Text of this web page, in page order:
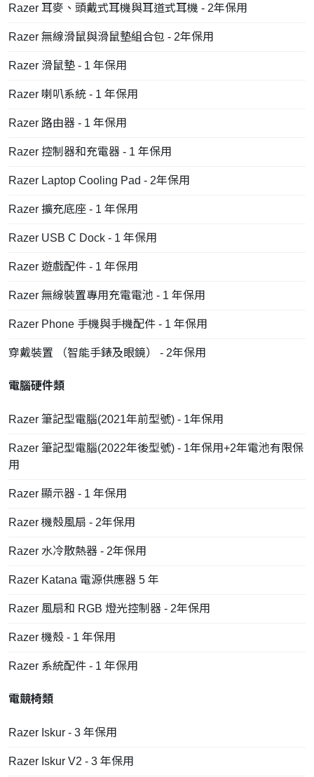
Razer 耳麥、頭戴式耳機與耳道式耳機 - 2年保用
Razer 無線滑鼠與滑鼠墊組合包 - 2年保用
Razer 滑鼠墊 - 1 年保用
Razer 喇叭系統 - 1 年保用
Razer 路由器 - 1 年保用
Razer 控制器和充電器 - 1 年保用
Razer Laptop Cooling Pad - 2年保用
Razer 擴充底座 - 1 年保用
Razer USB C Dock - 1 年保用
Razer 遊戲配件 - 1 年保用
Razer 無線裝置專用充電電池 - 1 年保用
Razer Phone 手機與手機配件 - 1 年保用
穿戴裝置 （智能手錶及眼鏡） - 2年保用
電腦硬件類
Razer 筆記型電腦(2021年前型號) - 1年保用
Razer 筆記型電腦(2022年後型號) - 1年保用+2年電池有限保
用
Razer 顯示器 - 1 年保用
Razer 機殼風扇 - 2年保用
Razer 水冷散熱器 - 2年保用
Razer Katana 電源供應器 5 年
Razer 風扇和 RGB 燈光控制器 - 2年保用
Razer 機殼 - 1 年保用
Razer 系統配件 - 1 年保用
電競椅類
Razer Iskur - 3 年保用
Razer Iskur V2 - 3 年保用